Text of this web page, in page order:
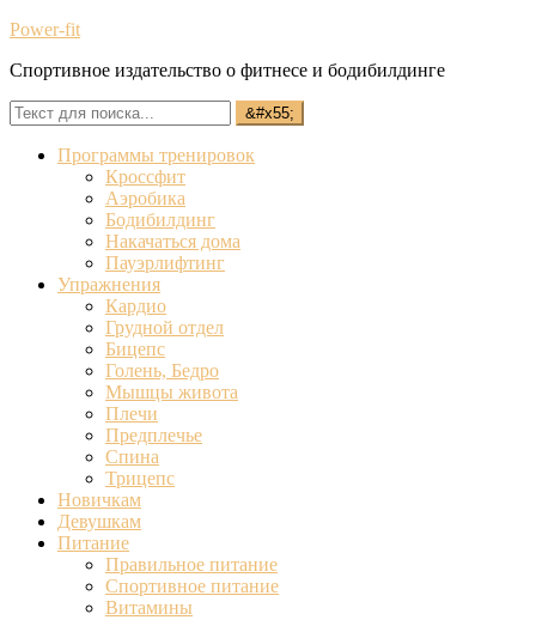
Power-fit
Спортивное издательство о фитнесе и бодибилдинге
Программы тренировок
Кроссфит
Аэробика
Бодибилдинг
Накачаться дома
Пауэрлифтинг
Упражнения
Кардио
Грудной отдел
Бицепс
Голень, Бедро
Мышцы живота
Плечи
Предплечье
Спина
Трицепс
Новичкам
Девушкам
Питание
Правильное питание
Спортивное питание
Витамины